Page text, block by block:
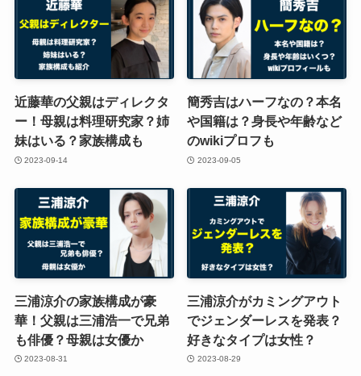
近藤華の父親はディレクタ
ー！母親は料理研究家？姉
妹はいる？家族構成も
2023-09-14
簡秀吉はハーフなの？本名
や国籍は？身長や年齢など
のwikiプロフも
2023-09-05
三浦涼介の家族構成が豪
華！父親は三浦浩一で兄弟
も俳優？母親は女優か
2023-08-31
三浦涼介がカミングアウト
でジェンダーレスを発表？
好きなタイプは女性？
2023-08-29